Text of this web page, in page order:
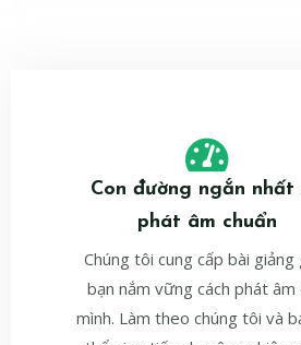
Con đường ngắn nhất
phát âm chuẩn
Chúng tôi cung cấp bài giảng
bạn nắm vững cách phát âm
mình. Làm theo chúng tôi và